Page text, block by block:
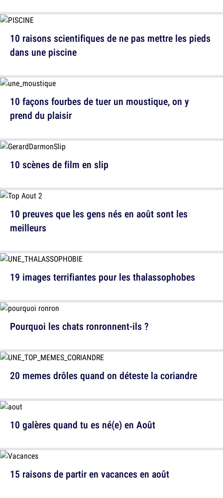
10 façons fourbes de tuer un moustique, on y
prend du plaisir
10 preuves que les gens nés en août sont les
meilleurs
Pourquoi les chats ronronnent-ils ?
10 galères quand tu es né(e) en Août
10 raisons scientifiques de ne pas mettre les pieds
dans une piscine
10 scènes de film en slip
19 images terrifiantes pour les thalassophobes
20 memes drôles quand on déteste la coriandre
15 raisons de partir en vacances en août